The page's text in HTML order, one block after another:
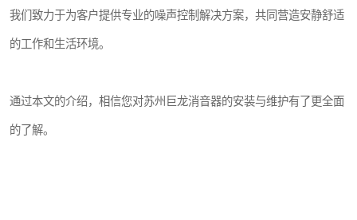
我们致力于为客户提供专业的噪声控制解决方案，共同营造安静舒适
的工作和生活环境。
通过本文的介绍，相信您对苏州巨龙消音器的安装与维护有了更全面
的了解。